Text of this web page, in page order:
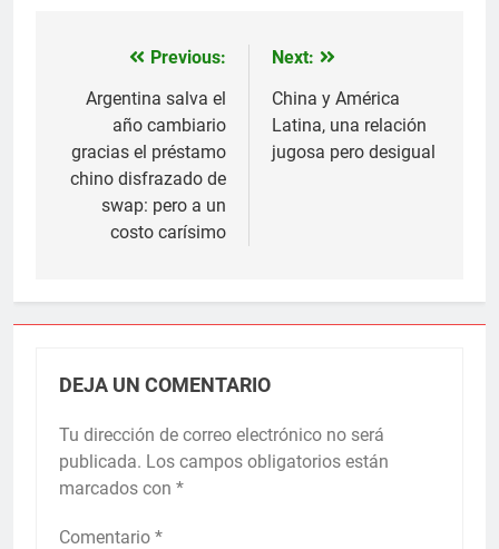
Navegación
de
entradas
Previous:
Argentina salva el
año cambiario
gracias el préstamo
chino disfrazado de
swap: pero a un
costo carísimo
Next:
China y América
Latina, una relación
jugosa pero desigual
DEJA UN COMENTARIO
Tu dirección de correo electrónico no será
publicada. Los campos obligatorios están
marcados con *
Comentario *